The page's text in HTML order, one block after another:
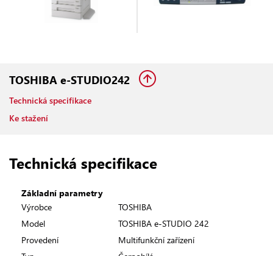
TOSHIBA e-STUDIO242
Technická specifikace
Ke stažení
Technická specifikace
Základní parametry
Výrobce
TOSHIBA
Model
TOSHIBA e-STUDIO 242
Provedení
Multifunkční zařízení